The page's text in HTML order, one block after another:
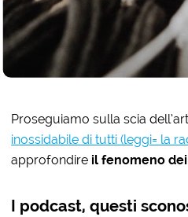
Proseguiamo sulla scia
inossidabile di tutti (leggi= la
approfondire il fenomeno
I podcast, questi